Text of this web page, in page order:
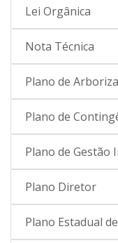
Lei Orgânica
Nota Técnica
Plano de
Plano de
Plano de Gestão
Plano Diretor
Plano Estadual